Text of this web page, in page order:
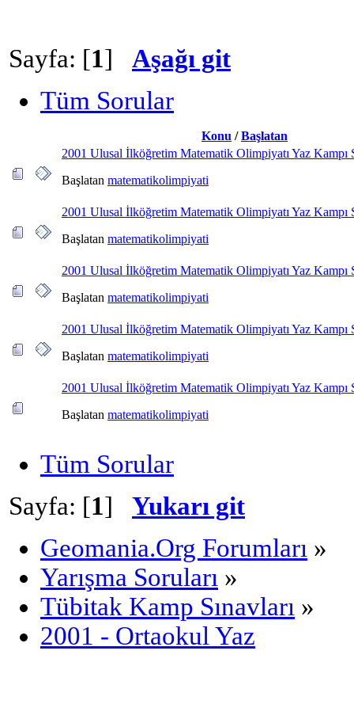
Sayfa: [1] Aşağı git
Tüm Sorular
Konu /Başlatan
2001 Ulusal İlköğretim Matematik Olimpiyatı Yaz Kampı
Başlatan matematikolimpiyati
2001 Ulusal İlköğretim Matematik Olimpiyatı Yaz Kampı
Başlatan matematikolimpiyati
2001 Ulusal İlköğretim Matematik Olimpiyatı Yaz Kampı
Başlatan matematikolimpiyati
2001 Ulusal İlköğretim Matematik Olimpiyatı Yaz Kampı
Başlatan matematikolimpiyati
2001 Ulusal İlköğretim Matematik Olimpiyatı Yaz Kampı
Başlatan matematikolimpiyati
Tüm Sorular
Sayfa: [1] Yukarı git
Geomania.Org Forumları »
Yarışma Soruları »
Tübitak Kamp Sınavları »
2001 - Ortaokul Yaz